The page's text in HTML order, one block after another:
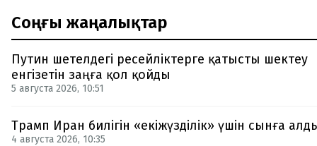
Соңғы жаңалықтар
Путин шетелдегі ресейліктерге қатысты шектеу
енгізетін заңға қол қойды
5 августа 2026, 10:51
Трамп Иран билігін «екіжүзділік» үшін сынға
4 августа 2026, 10:35